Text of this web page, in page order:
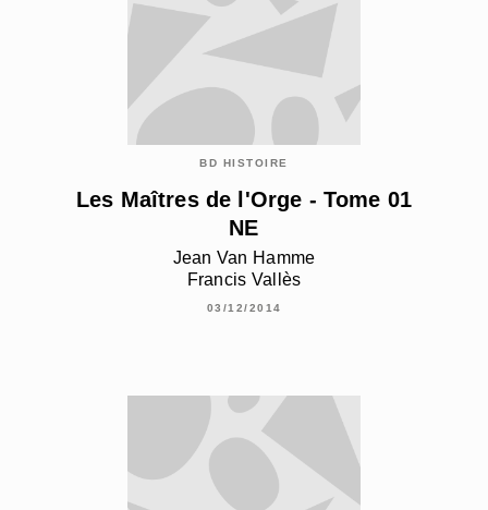
BD HISTOIRE
Les Maîtres de l'Orge - Tome 01
NE
Jean Van Hamme
Francis Vallès
03/12/2014